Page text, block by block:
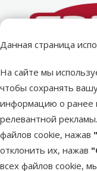
Данная страница
На сайте мы
чтобы сохранять
информацию о ранее
релевантной
файлов cookie, нажав
отклонить их, нажав
всех файлов cookie,
TRIXIE –
TRIXIE – один
и
рептилий и
Более чем 50-
и
Широкий и
В
собак, кошек,
Всё
уходу,
TRIXIE
Забота о
TRIXIE
продукцию,
снижает
Миссия
приятной,